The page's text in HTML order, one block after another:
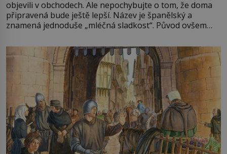
objevili v obchodech. Ale nepochybujte o tom, že doma
připravená bude ještě lepší. Název je španělský a
znamená jednoduše „mléčná sladkost“. Původ ovšem
pře hned několik latinskoamerických zemí a k tomu
Francie, kde se traduje,